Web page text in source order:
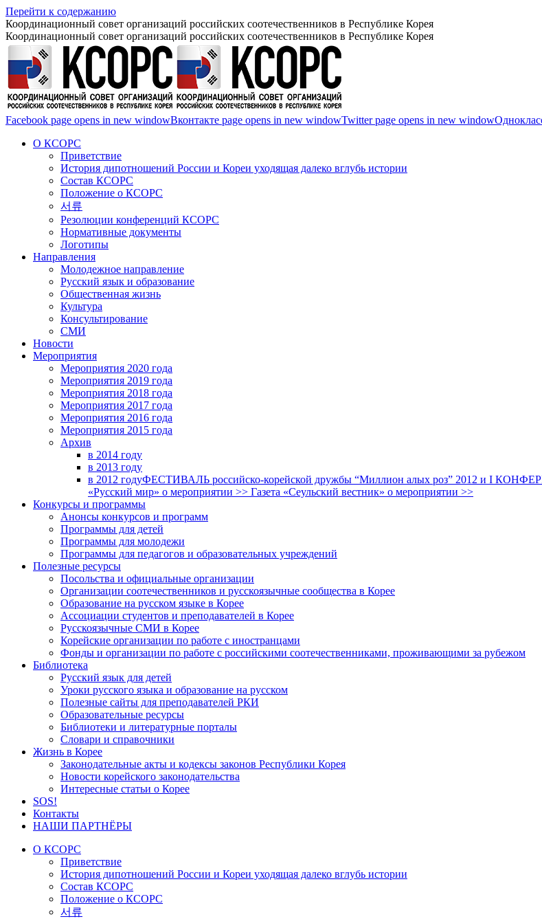
Перейти к содержанию
Координационный совет организаций российских соотечественников в Республике Корея
Координационный совет организаций российских соотечественников в Республике Корея
Facebook page opens in new windowВконтакте page opens in new windowTwitter page opens in new window
О КСОРС
Приветствие
История дипотношений России и Кореи уходящая далеко вглубь истории
Состав КСОРС
Положение о КСОРС
서류
Резолюции конференций КСОРС
Нормативные документы
Логотипы
Направления
Молодежное направление
Русский язык и образование
Общественная жизнь
Культура
Консультирование
СМИ
Новости
Мероприятия
Мероприятия 2020 года
Мероприятия 2019 года
Мероприятия 2018 годa
Мероприятия 2017 года
Мероприятия 2016 года
Мероприятия 2015 года
Архив
в 2014 году
в 2013 году
в 2012 годуФЕСТИВАЛЬ российско-корейской дружбы “Миллион алых роз” 2012 и I
«Русский мир» о мероприятии >> Газета «Сеульский вестник» о мероприятии >>
Конкурсы и программы
Анонсы конкурсов и программ
Программы для детей
Программы для молодежи
Программы для педагогов и образовательных учреждений
Полезные ресурсы
Посольства и официальные организации
Организации соотечественников и русскоязычные сообщества в Корее
Образование на русском языке в Корее
Ассоциации студентов и преподавателей в Корее
Русскоязычные СМИ в Корее
Корейские организации по работе с иностранцами
Фонды и организации по работе с российскими соотечественниками, проживающими за рубежом
Библиотека
Русский язык для детей
Уроки русского языка и образование на русском
Полезные сайты для преподавателей РКИ
Образовательные ресурсы
Библиотеки и литературные порталы
Словари и справочники
Жизнь в Корее
Законодательные акты и кодексы законов Республики Корея
Новости корейского законодательства
Интересные статьи о Корее
SOS!
Контакты
НАШИ ПАРТНЁРЫ
О КСОРС
Приветствие
История дипотношений России и Кореи уходящая далеко вглубь истории
Состав КСОРС
Положение о КСОРС
서류